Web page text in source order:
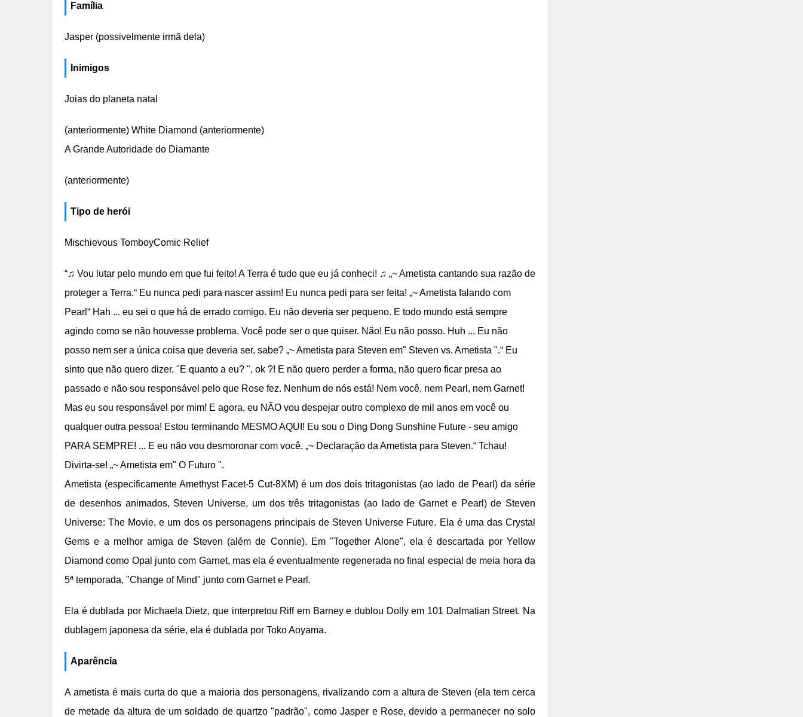
Família
Jasper (possivelmente irmã dela)
Inimigos
Joias do planeta natal
(anteriormente) White Diamond (anteriormente)
A Grande Autoridade do Diamante
(anteriormente)
Tipo de herói
Mischievous TomboyComic Relief
“♫ Vou lutar pelo mundo em que fui feito! A Terra é tudo que eu já conheci! ♫ „~ Ametista cantando sua razão de
proteger a Terra.“ Eu nunca pedi para nascer assim! Eu nunca pedi para ser feita! „~ Ametista falando com
Pearl“ Hah ... eu sei o que há de errado comigo. Eu não deveria ser pequeno. E todo mundo está sempre
agindo como se não houvesse problema. Você pode ser o que quiser. Não! Eu não posso. Huh ... Eu não
posso nem ser a única coisa que deveria ser, sabe? „~ Ametista para Steven em" Steven vs. Ametista ".“ Eu
sinto que não quero dizer, "E quanto a eu? ", ok ?! E não quero perder a forma, não quero ficar presa ao
passado e não sou responsável pelo que Rose fez. Nenhum de nós está! Nem você, nem Pearl, nem Garnet!
Mas eu sou responsável por mim! E agora, eu NÃO vou despejar outro complexo de mil anos em você ou
qualquer outra pessoa! Estou terminando MESMO AQUI! Eu sou o Ding Dong Sunshine Future - seu amigo
PARA SEMPRE! ... E eu não vou desmoronar com você. „~ Declaração da Ametista para Steven.“ Tchau!
Divirta-se! „~ Ametista em" O Futuro ".
Ametista (especificamente Amethyst Facet-5 Cut-8XM) é um dos dois tritagonistas (ao lado de Pearl) da série
de desenhos animados, Steven Universe, um dos três tritagonistas (ao lado de Garnet e Pearl) de Steven
Universe: The Movie, e um dos os personagens principais de Steven Universe Future. Ela é uma das Crystal
Gems e a melhor amiga de Steven (além de Connie). Em "Together Alone", ela é descartada por Yellow
Diamond como Opal junto com Garnet, mas ela é eventualmente regenerada no final especial de meia hora da
5ª temporada, "Change of Mind" junto com Garnet e Pearl.
Ela é dublada por Michaela Dietz, que interpretou Riff em Barney e dublou Dolly em 101 Dalmatian Street. Na
dublagem japonesa da série, ela é dublada por Toko Aoyama.
Aparência
A ametista é mais curta do que a maioria dos personagens, rivalizando com a altura de Steven (ela tem cerca
de metade da altura de um soldado de quartzo "padrão", como Jasper e Rose, devido a permanecer no solo